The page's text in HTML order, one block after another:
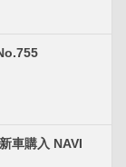
車購入 NAVI